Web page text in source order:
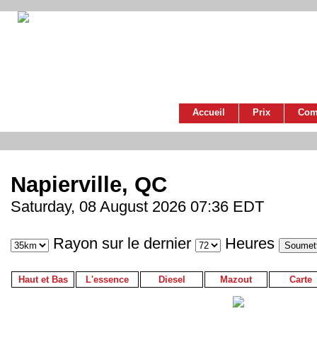
Accueil Prix
Napierville, QC
Saturday, 08 August 2026 07:36 EDT
Rayon sur le dernier Heures
Haut et Bas L'essence Diesel Mazout Carte